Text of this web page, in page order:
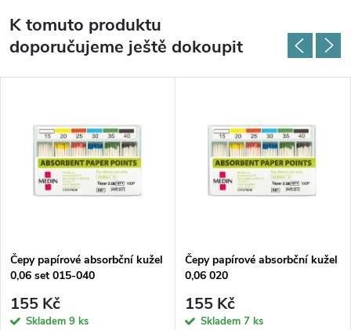
K tomuto produktu
doporučujeme ještě dokoupit
Čepy papírové absorbční kužel
0,06 set 015-040
155 Kč
Skladem 9 ks
Čepy papírové absorbční kužel
0,06 020
155 Kč
Skladem 7 ks